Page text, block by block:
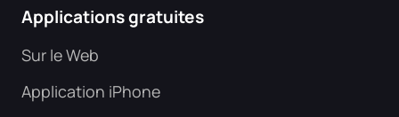
Applications gratuites
Sur le Web
Application iPhone